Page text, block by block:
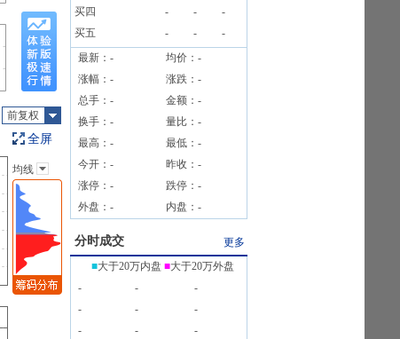
前复权
全屏
主图指标
均线
EXPMA
SAR
BBI
均线
买四
- -
-
买五
- -
-
最新： - 均价： -
涨幅： - 涨跌： -
总手： - 金额： -
换手： - 量比： -
最高： - 最低： -
今开： - 昨收： -
涨停： - 跌停： -
外盘： - 内盘： -
分时成交
更多
■大于20万内盘 ■大于20万外盘
-
-
-
-
-
-
-
-
-